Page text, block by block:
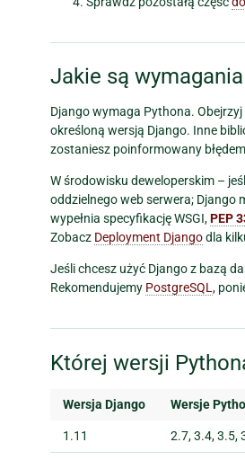
Jakie są
Django wymaga Pythona.
określoną wersją Django. Inne
zostaniesz poinformowany
W środowisku deweloperskim –
oddzielnego web serwera; Django
wypełnia specyfikację WSGI,PEP
Zobacz Deployment Djangodla
Jeśli chcesz użyć Django z bazą
Rekomendujemy PostgreSQL,
Której wersji
Wersja Django Wersje
1.11 2.7, 3.4, 3.5,